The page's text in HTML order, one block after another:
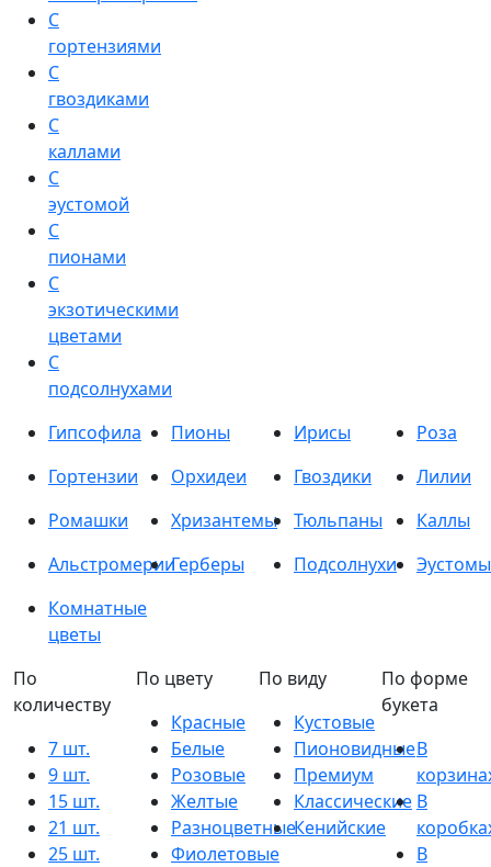
С
гортензиями
С
гвоздиками
С
каллами
С
эустомой
С
пионами
С
экзотическими
цветами
С
подсолнухами
Гипсофила Пионы Ирисы
Роза
Гортензии
Орхидеи Гвоздики
Лилии
Ромашки
Хризантемы Тюльпаны
Каллы
АльстромерииГерберы Подсолнухи
Эустомы
Комнатные
цветы
По
количеству
7 шт.
9 шт.
15 шт.
21 шт.
25 шт.
По цвету
Красные
Белые
Розовые
Желтые
Разноцветные
Фиолетовые
По виду
Кустовые
Пионовидные
Премиум
Классические
Кенийские
По форме
букета
В
В
В